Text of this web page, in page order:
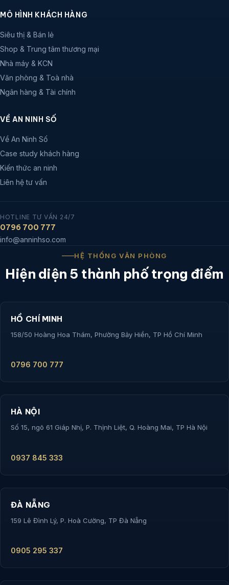
MÔ HÌNH KHÁCH HÀNG
Siêu thị & Bán lẻ
Shop & Trung tâm thương mại
Nhà máy & KCN
Văn phòng & Toà nhà
Ngân hàng & Tài chính
VỀ AN NINH SỐ
Về An Ninh Số
Case study khách hàng
Kiến thức an ninh
Liên hệ tư vấn
HOTLINE TƯ VẤN 24/7
0796 700 777
info@anninhso.com
HỆ THỐNG VĂN PHÒNG
Hiện diện 5 thành phố trọng điểm
HỒ CHÍ MINH
158/50 Hoàng Hoa Thám, Phường Bảy Hiền, TP Hồ Chí Minh
0796 700 777
HÀ NỘI
Số 15, ngõ 61 Giáp Nhị, P. Thịnh Liệt, Q. Hoàng Mai, TP Hà Nội
0937 845 333
ĐÀ NẴNG
159 Lê Đình Lý, P. Hoà Cường, TP Đà Nẵng
0905 295 337